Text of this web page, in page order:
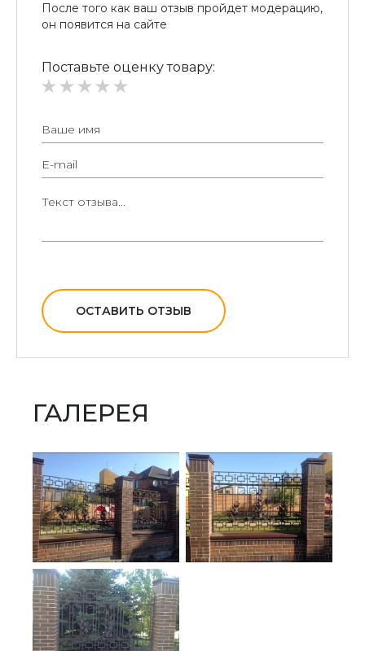
После того как ваш отзыв пройдет модерацию,
он появится на сайте
Поставьте оценку товару:
ОСТАВИТЬ ОТЗЫВ
ГАЛЕРЕЯ